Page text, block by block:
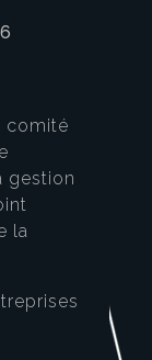
comité
gestion
la